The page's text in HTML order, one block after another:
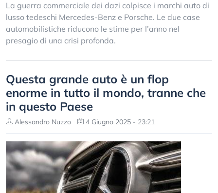
La guerra commerciale dei dazi colpisce i marchi auto di
lusso tedeschi Mercedes-Benz e Porsche. Le due case
automobilistiche riducono le stime per l’anno nel
presagio di una crisi profonda.
Questa grande auto è un flop
enorme in tutto il mondo, tranne che
in questo Paese
Alessandro Nuzzo 4 Giugno 2025 - 23:21